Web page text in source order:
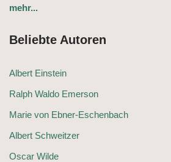
mehr...
Beliebte Autoren
Albert Einstein
Ralph Waldo Emerson
Marie von Ebner-Eschenbach
Albert Schweitzer
Oscar Wilde